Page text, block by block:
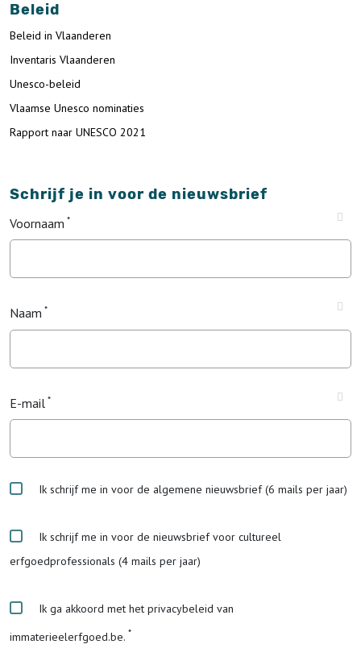
Beleid
Beleid in Vlaanderen
Inventaris Vlaanderen
Unesco-beleid
Vlaamse Unesco nominaties
Rapport naar UNESCO 2021
Schrijf je in voor de nieuwsbrief
Voornaam
Naam
E-mail
Ik schrijf me in voor de algemene nieuwsbrief (6 mails per jaar)
Ik schrijf me in voor de nieuwsbrief voor cultureel
erfgoedprofessionals (4 mails per jaar)
Ik ga akkoord met het privacybeleid van
immaterieelerfgoed.be.